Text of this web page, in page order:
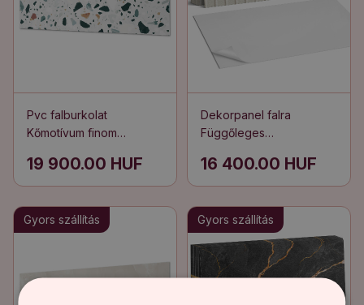
Pvc falburkolat
Kőmotívum finom
19 900.00 HUF
Dekorpanel falra
Függőleges
16 400.00 HUF
Gyors szállítás Gyors szállítás